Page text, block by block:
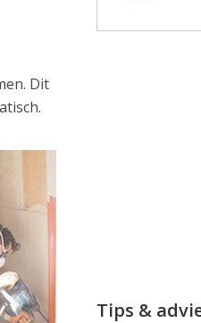
Dit
Tips &